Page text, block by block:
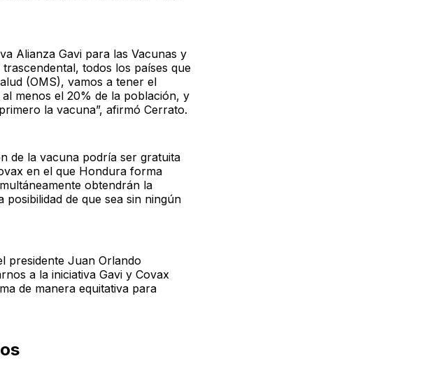
Alianza Gavi para las Vacunas y
todos los países que
(OMS), vamos a tener el
menos el 20% de la población, y
la vacuna”, afirmó Cerrato.
de la vacuna podría ser gratuita
en el que Hondura forma
obtendrán la
de que sea sin ningún
presidente Juan Orlando
a la iniciativa Gavi y Covax
de manera equitativa para